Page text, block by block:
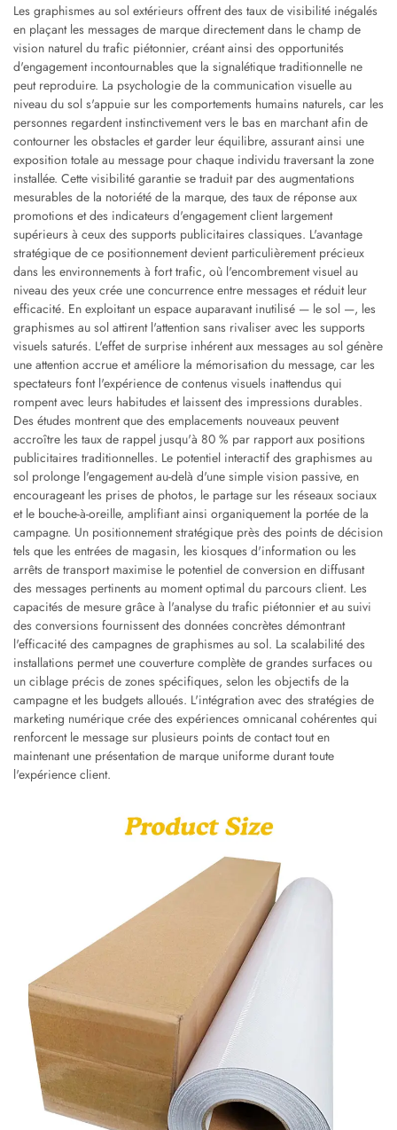
Les graphismes au sol extérieurs offrent des taux de visibilité inégalés
en plaçant les messages de marque directement dans le champ de
vision naturel du trafic piétonnier, créant ainsi des opportunités
d'engagement incontournables que la signalétique traditionnelle ne
peut reproduire. La psychologie de la communication visuelle au
niveau du sol s'appuie sur les comportements humains naturels, car les
personnes regardent instinctivement vers le bas en marchant afin de
contourner les obstacles et garder leur équilibre, assurant ainsi une
exposition totale au message pour chaque individu traversant la zone
installée. Cette visibilité garantie se traduit par des augmentations
mesurables de la notoriété de la marque, des taux de réponse aux
promotions et des indicateurs d'engagement client largement
supérieurs à ceux des supports publicitaires classiques. L'avantage
stratégique de ce positionnement devient particulièrement précieux
dans les environnements à fort trafic, où l'encombrement visuel au
niveau des yeux crée une concurrence entre messages et réduit leur
efficacité. En exploitant un espace auparavant inutilisé — le sol —, les
graphismes au sol attirent l'attention sans rivaliser avec les supports
visuels saturés. L'effet de surprise inhérent aux messages au sol génère
une attention accrue et améliore la mémorisation du message, car les
spectateurs font l'expérience de contenus visuels inattendus qui
rompent avec leurs habitudes et laissent des impressions durables.
Des études montrent que des emplacements nouveaux peuvent
accroître les taux de rappel jusqu'à 80 % par rapport aux positions
publicitaires traditionnelles. Le potentiel interactif des graphismes au
sol prolonge l'engagement au-delà d'une simple vision passive, en
encourageant les prises de photos, le partage sur les réseaux sociaux
et le bouche-à-oreille, amplifiant ainsi organiquement la portée de la
campagne. Un positionnement stratégique près des points de décision
tels que les entrées de magasin, les kiosques d'information ou les
arrêts de transport maximise le potentiel de conversion en diffusant
des messages pertinents au moment optimal du parcours client. Les
capacités de mesure grâce à l'analyse du trafic piétonnier et au suivi
des conversions fournissent des données concrètes démontrant
l'efficacité des campagnes de graphismes au sol. La scalabilité des
installations permet une couverture complète de grandes surfaces ou
un ciblage précis de zones spécifiques, selon les objectifs de la
campagne et les budgets alloués. L'intégration avec des stratégies de
marketing numérique crée des expériences omnicanal cohérentes qui
renforcent le message sur plusieurs points de contact tout en
maintenant une présentation de marque uniforme durant toute
l'expérience client.